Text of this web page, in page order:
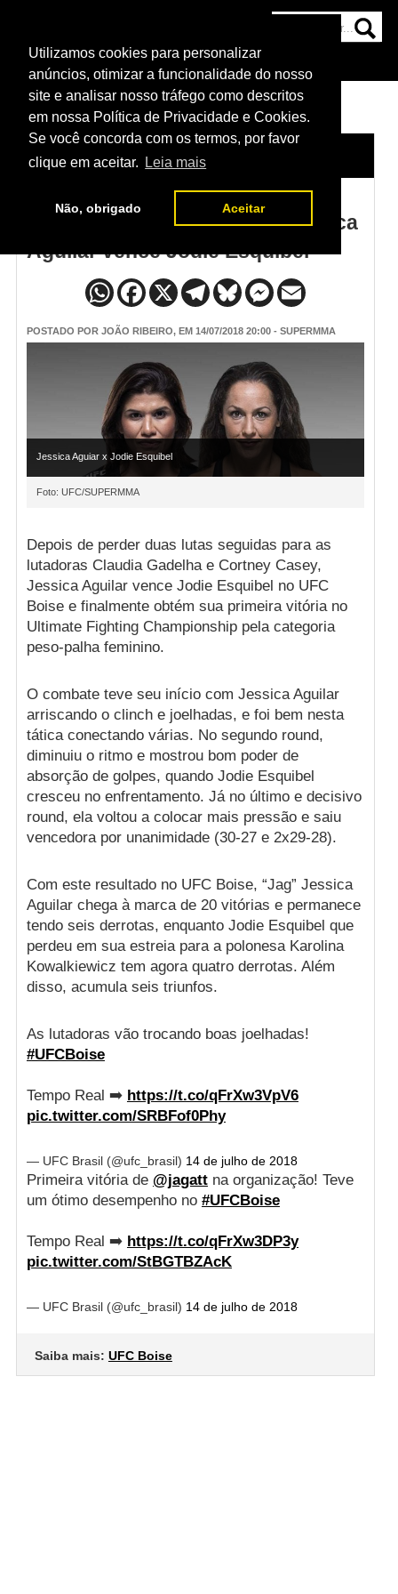
Utilizamos cookies para personalizar
anúncios, otimizar a funcionalidade do nosso
site e analisar nosso tráfego como descritos
em nossa Política de Privacidade e Cookies.
Se você concorda com os termos, por favor
clique em aceitar.
Leia mais
Não, obrigado Aceitar
NOTÍCIAS
HOME NOTÍCIAS
Resultado do UFC Boise - Jessica
Aguilar vence Jodie Esquibel
POSTADO POR JOÃO RIBEIRO, EM 14/07/2018 20:00 - SUPERMMA
Jessica Aguiar x Jodie Esquibel
Foto: UFC/SUPERMMA
Depois de perder duas lutas seguidas para as
lutadoras Claudia Gadelha e Cortney Casey,
Jessica Aguilar vence Jodie Esquibel no UFC
Boise e finalmente obtém sua primeira vitória no
Ultimate Fighting Championship pela categoria
peso-palha feminino.
O combate teve seu início com Jessica Aguilar
arriscando o clinch e joelhadas, e foi bem nesta
tática conectando várias. No segundo round,
diminuiu o ritmo e mostrou bom poder de
absorção de golpes, quando Jodie Esquibel
cresceu no enfrentamento. Já no último e decisivo
round, ela voltou a colocar mais pressão e saiu
vencedora por unanimidade (30-27 e 2x29-28).
Com este resultado no UFC Boise, “Jag” Jessica
Aguilar chega à marca de 20 vitórias e permanece
tendo seis derrotas, enquanto Jodie Esquibel que
perdeu em sua estreia para a polonesa Karolina
Kowalkiewicz tem agora quatro derrotas. Além
disso, acumula seis triunfos.
As lutadoras vão trocando boas joelhadas!
#UFCBoise
Tempo Real ➡️ https://t.co/qFrXw3VpV6
pic.twitter.com/SRBFof0Phy
— UFC Brasil (@ufc_brasil) 14 de julho de 2018
Primeira vitória de @jagattna organização! Teve
um ótimo desempenho no #UFCBoise
Tempo Real ➡️ https://t.co/qFrXw3DP3y
pic.twitter.com/StBGTBZAcK
— UFC Brasil (@ufc_brasil) 14 de julho de 2018
Saiba mais: UFC Boise